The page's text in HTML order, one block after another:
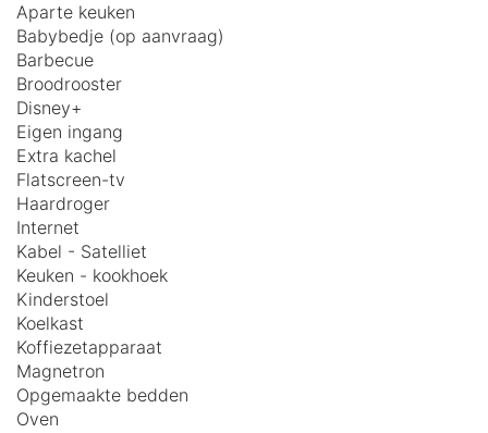
Aparte keuken
Babybedje (op aanvraag)
Barbecue
Broodrooster
Disney+
Eigen ingang
Extra kachel
Flatscreen-tv
Haardroger
Internet
Kabel - Satelliet
Keuken - kookhoek
Kinderstoel
Koelkast
Koffiezetapparaat
Magnetron
Opgemaakte bedden
Oven